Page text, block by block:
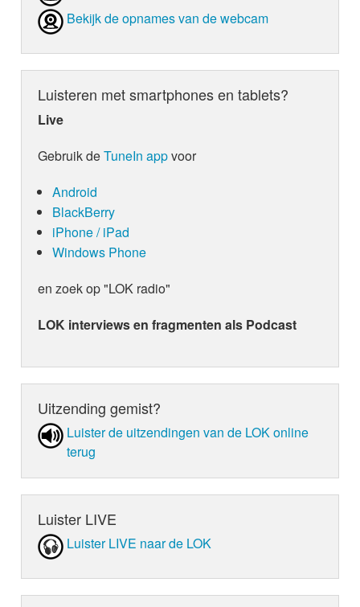
Bekijk de opnames van de webcam
Luisteren met smartphones en tablets?
Live
Gebruik deTuneIn appvoor
Android
BlackBerry
iPhone / iPad
Windows Phone
en zoek op "LOK radio"
LOK interviews en fragmenten als Podcast
Uitzending gemist?
Luister de uit­zen­din­gen van de LOK online
terug
Luister LIVE
Luister LIVE naar de LOK